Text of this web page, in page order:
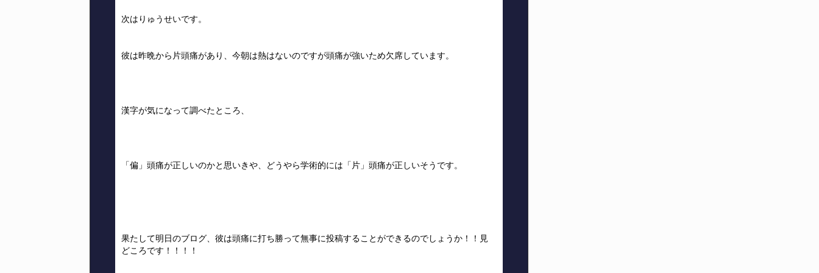
次はりゅうせいです。
彼は昨晩から片頭痛があり、今朝は熱はないのですが頭痛が強いため欠席しています。
漢字が気になって調べたところ、
「偏」頭痛が正しいのかと思いきや、どうやら学術的には「片」頭痛が正しいそうです。
果たして明日のブログ、彼は頭痛に打ち勝って無事に投稿することができるのでしょうか！！見
どころです！！！！